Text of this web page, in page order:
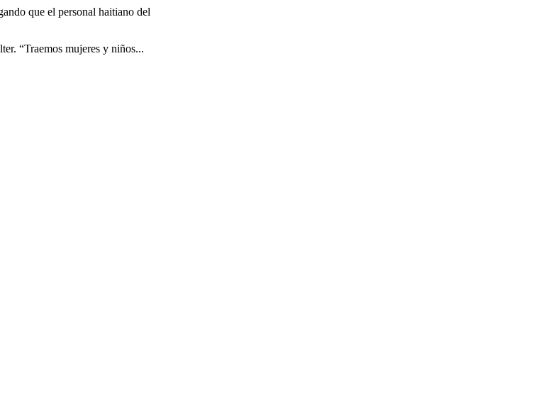
que el personal haitiano del
“Traemos mujeres y niños...